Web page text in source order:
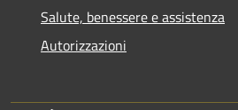
Salute, benessere e assistenza
Autorizzazioni